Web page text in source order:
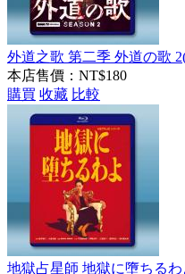
外道之歌 第二季 外道の歌
本店售價： NT$180
購買 收藏 比較
地獄占星師 地獄に墮ちるわ